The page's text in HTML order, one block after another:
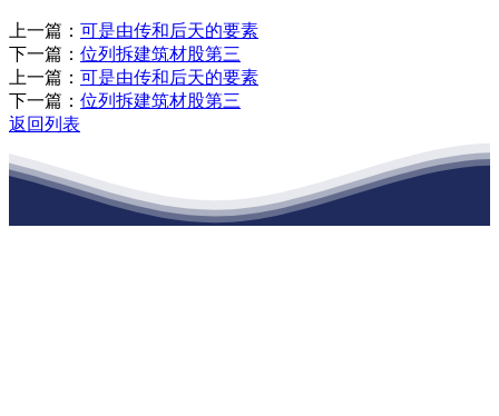
上一篇： 可是由传和后天的要素
下一篇： 位列拆建筑材股第三
上一篇： 可是由传和后天的要素
下一篇： 位列拆建筑材股第三
返回列表